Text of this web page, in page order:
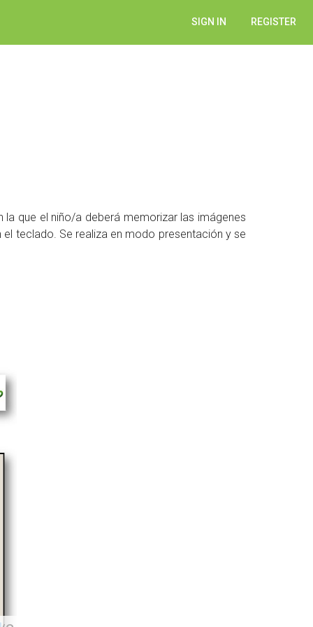
SIGN IN REGISTER
que el niño/a deberá memorizar las imágenes
teclado. Se realiza en modo presentación y se